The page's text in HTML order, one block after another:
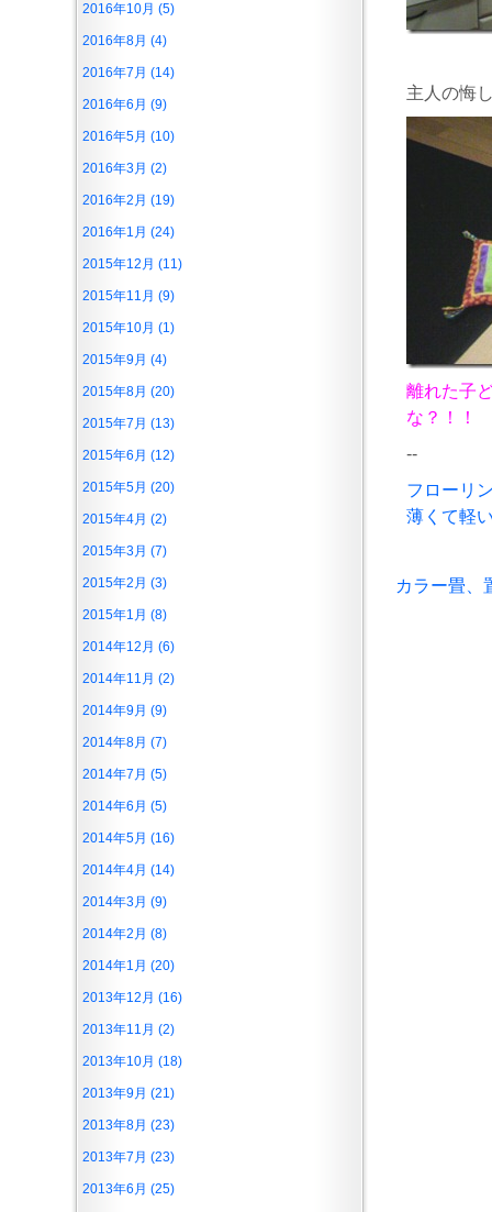
主人の悔
離れた子
な？！！
--
フローリ
薄くて軽
カラー畳、
2016年10月 (5)
2016年8月 (4)
2016年7月 (14)
2016年6月 (9)
2016年5月 (10)
2016年3月 (2)
2016年2月 (19)
2016年1月 (24)
2015年12月 (11)
2015年11月 (9)
2015年10月 (1)
2015年9月 (4)
2015年8月 (20)
2015年7月 (13)
2015年6月 (12)
2015年5月 (20)
2015年4月 (2)
2015年3月 (7)
2015年2月 (3)
2015年1月 (8)
2014年12月 (6)
2014年11月 (2)
2014年9月 (9)
2014年8月 (7)
2014年7月 (5)
2014年6月 (5)
2014年5月 (16)
2014年4月 (14)
2014年3月 (9)
2014年2月 (8)
2014年1月 (20)
2013年12月 (16)
2013年11月 (2)
2013年10月 (18)
2013年9月 (21)
2013年8月 (23)
2013年7月 (23)
2013年6月 (25)